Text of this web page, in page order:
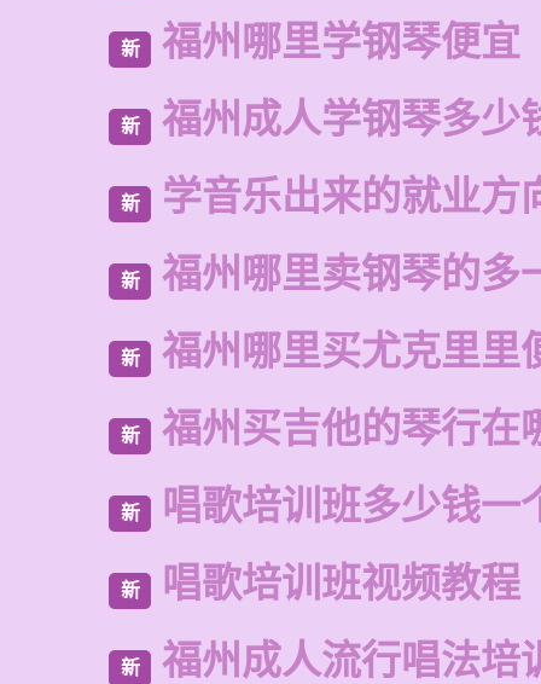
新 福州哪里学钢琴便宜
新 福州成人学钢琴多少
新 学音乐出来的就业方
新 福州哪里卖钢琴的多
新 福州哪里买尤克里里
新 福州买吉他的琴行在
新 唱歌培训班多少钱一
新 唱歌培训班视频教程
新 福州成人流行唱法培